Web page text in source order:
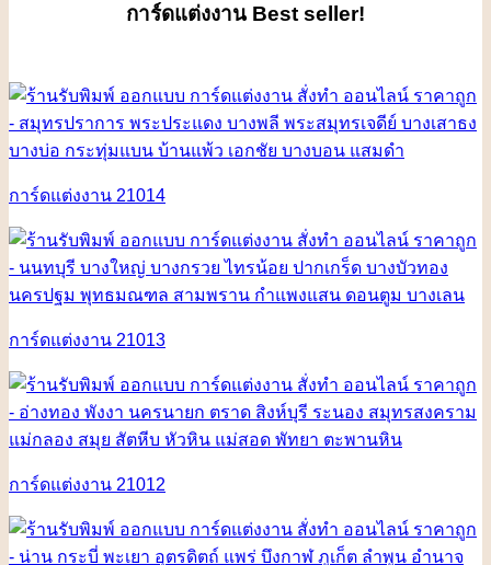
การ์ดแต่งงาน Best seller!
การ์ดแต่งงาน 21014
การ์ดแต่งงาน 21013
การ์ดแต่งงาน 21012